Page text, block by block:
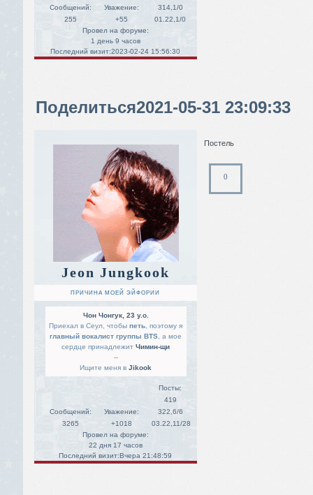
Сообщений:
255
Уважение:
+55
314,1/0
01.22,1/0
Провел на форуме:
1 день 9 часов
Последний визит:2023-02-24 15:56:30
Поделиться2021-05-31 23:09:33
Jeon Jungkook
ПРИЧИНА МОЕЙ ЭЙФОРИИ
Чон Чонгук, 23 y.o.
Приехал в Сеул, чтобы петь , поэтому я
главный вокалист группы BTS , а мое
сердце принадлежит Чимин-щи
--
Ищите меня в Jikook
Сообщений:
3265
Уважение:
+1018
Посты:
419
322,6/6
03.22,11/28
Провел на форуме:
22 дня 17 часов
Последний визит:Вчера 21:48:59
Постель
0